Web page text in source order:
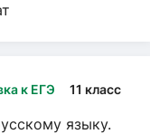
к ЕГЭ 11 класс
языку.